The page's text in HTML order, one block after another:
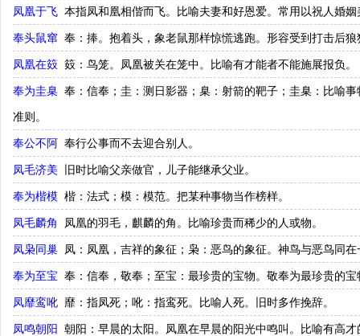
凤凰于飞 本指凤和凰相偕而飞。比喻夫妻和好恩爱。常用以祝人婚姻
奉头鼠窜 奉：捧。抱着头，象老鼠那样惊慌逃跑。形容受到打击后狼
凤凰在笯 笯：鸟笼。凤凰被关在笼中。比喻有才能者不能施展报负。
奉为圭臬 奉：信奉；圭：测日影器；臬：射箭的靶子；圭臬：比喻
准则。
奉公不阿 奉行公事而不去迎合别人。
凤毛济美 旧时比喻父亲做官，儿子能继承父业。
奉为楷模 楷：法式；模：模范。把某种事物当作榜样。
凤毛麟角 凤凰的羽毛，麒麟的角。比喻珍贵而稀少的人或物。
凤枭同巢 凤：凤凰，吉祥的象征；枭：恶鸟的象征。神鸟与恶鸟同
奉为至宝 奉：信奉，敬奉；至宝：最珍贵的宝物。敬奉为最珍贵的宝
凤靡鸾吪 靡：指凤死；吪：指鸾死。比喻人死。旧时多作挽辞。
凤鸣朝阳 朝阳：早晨的太阳。凤凰在早晨的阳光中鸣叫。比喻有高